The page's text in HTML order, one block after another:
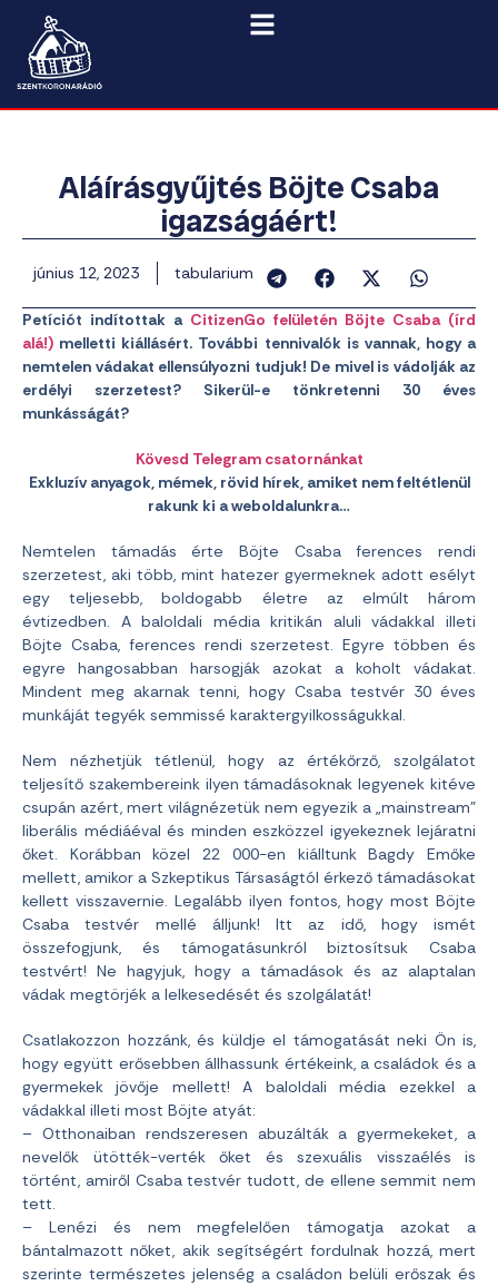
Aláírásgyűjtés Böjte Csaba
igazságáért!
június 12, 2023 tabularium
Petíciót indítottak a CitizenGo felületén Böjte Csaba (írd
alá!) melletti kiállásért. További tennivalók is vannak, hogy a
nemtelen vádakat ellensúlyozni tudjuk! De mivel is vádolják az
erdélyi szerzetest? Sikerül-e tönkretenni 30 éves
munkásságát?
Kövesd Telegram csatornánkat
Exkluzív anyagok, mémek, rövid hírek, amiket nem feltétlenül
rakunk ki a weboldalunkra…
Nemtelen támadás érte Böjte Csaba ferences rendi
szerzetest, aki több, mint hatezer gyermeknek adott esélyt
egy teljesebb, boldogabb életre az elmúlt három
évtizedben. A baloldali média kritikán aluli vádakkal illeti
Böjte Csaba, ferences rendi szerzetest. Egyre többen és
egyre hangosabban harsogják azokat a koholt vádakat.
Mindent meg akarnak tenni, hogy Csaba testvér 30 éves
munkáját tegyék semmissé karaktergyilkosságukkal.
Nem nézhetjük tétlenül, hogy az értékőrző, szolgálatot
teljesítő szakembereink ilyen támadásoknak legyenek kitéve
csupán azért, mert világnézetük nem egyezik a „mainstream”
liberális médiáéval és minden eszközzel igyekeznek lejáratni
őket. Korábban közel 22 000-en kiálltunk Bagdy Emőke
mellett, amikor a Szkeptikus Társaságtól érkező támadásokat
kellett visszavernie. Legalább ilyen fontos, hogy most Böjte
Csaba testvér mellé álljunk! Itt az idő, hogy ismét
összefogjunk, és támogatásunkról biztosítsuk Csaba
testvért! Ne hagyjuk, hogy a támadások és az alaptalan
vádak megtörjék a lelkesedését és szolgálatát!
Csatlakozzon hozzánk, és küldje el támogatását neki Ön is,
hogy együtt erősebben állhassunk értékeink, a családok és a
gyermekek jövője mellett! A baloldali média ezekkel a
vádakkal illeti most Böjte atyát:
– Otthonaiban rendszeresen abuzálták a gyermekeket, a
nevelők ütötték-verték őket és szexuális visszaélés is
történt, amiről Csaba testvér tudott, de ellene semmit nem
tett.
– Lenézi és nem megfelelően támogatja azokat a
bántalmazott nőket, akik segítségért fordulnak hozzá, mert
szerinte természetes jelenség a családon belüli erőszak és